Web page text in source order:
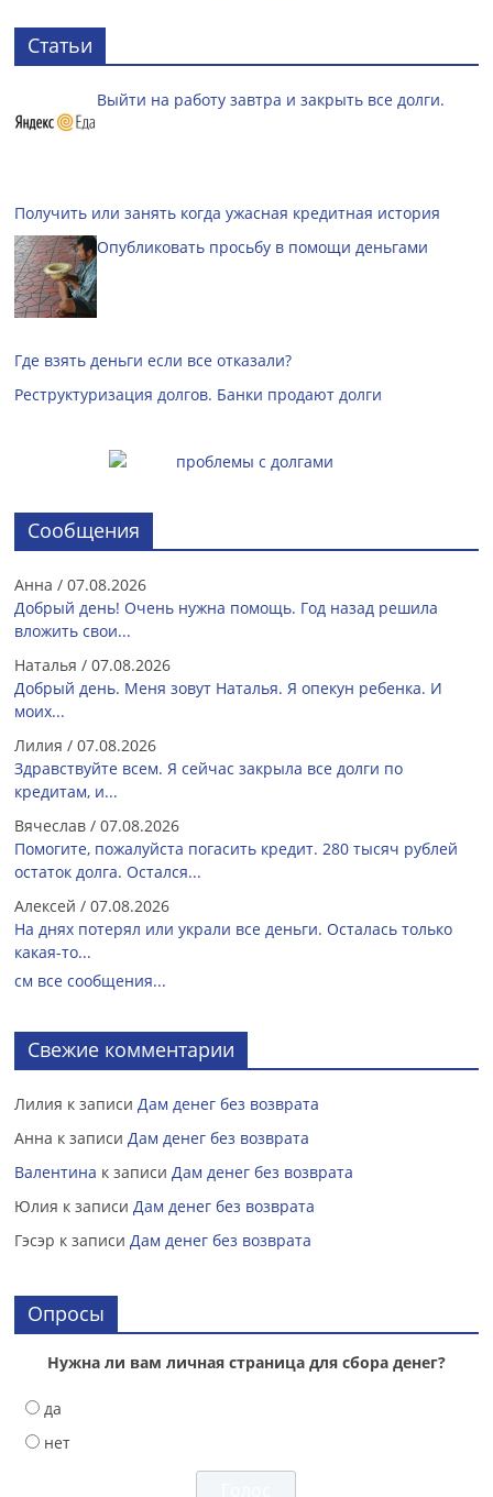
Статьи
Выйти на работу завтра и закрыть все долги.
Получить или занять когда ужасная кредитная история
Опубликовать просьбу в помощи деньгами
Где взять деньги если все отказали?
Реструктуризация долгов. Банки продают долги
Сообщения
Анна /07.08.2026
Добрый день! Очень нужна помощь. Год назад решила
вложить свои...
Наталья /07.08.2026
Добрый день. Меня зовут Наталья. Я опекун ребенка. И
моих...
Лилия /07.08.2026
Здравствуйте всем. Я сейчас закрыла все долги по
кредитам, и...
Вячеслав /07.08.2026
Помогите, пожалуйста погасить кредит. 280 тысяч рублей
остаток долга. Остался...
Алексей /07.08.2026
На днях потерял или украли все деньги. Осталась только
какая-то...
см все сообщения...
Свежие комментарии
Лилия к записиДам денег без возврата
Анна к записиДам денег без возврата
Валентина к записиДам денег без возврата
Юлия к записиДам денег без возврата
Гэсэр к записиДам денег без возврата
Опросы
Нужна ли вам личная страница для сбора денег?
да
нет